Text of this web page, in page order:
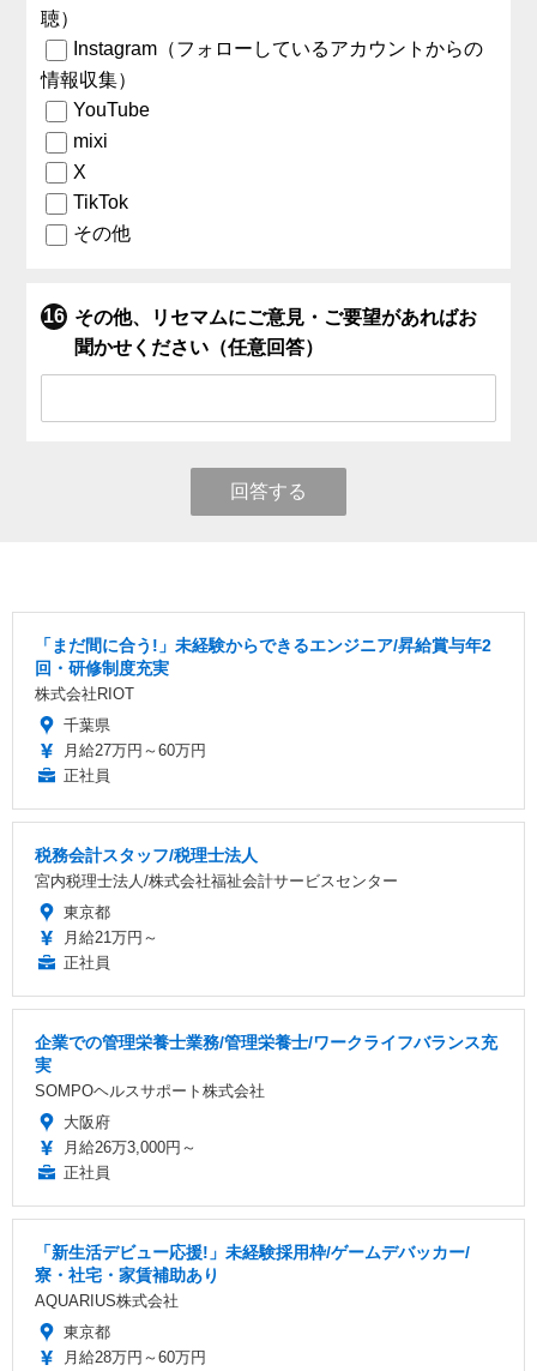
聴）
Instagram（フォローしているアカウントからの
情報収集）
YouTube
mixi
X
TikTok
その他
その他、リセマムにご意見・ご要望があればお
聞かせください（任意回答）
回答する
「まだ間に合う!」未経験からできるエンジニア/昇給賞与年2
回・研修制度充実
株式会社RIOT
千葉県
月給27万円～60万円
正社員
税務会計スタッフ/税理士法人
宮内税理士法人/株式会社福祉会計サービスセンター
東京都
月給21万円～
正社員
企業での管理栄養士業務/管理栄養士/ワークライフバランス充
実
SOMPOヘルスサポート株式会社
大阪府
月給26万3,000円～
正社員
「新生活デビュー応援!」未経験採用枠/ゲームデバッカー/
寮・社宅・家賃補助あり
AQUARIUS株式会社
東京都
月給28万円～60万円